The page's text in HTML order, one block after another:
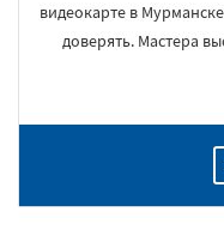
видеокарте в
доверять. Мастера